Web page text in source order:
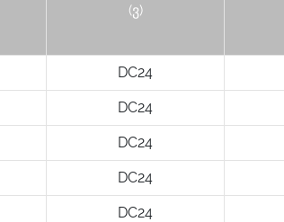
(ვ)
DC24
DC24
DC24
DC24
DC24